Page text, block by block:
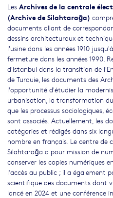
Les Archives de la centrale
(Archive de Silahtarağa)
documents allant de
dessins architecturaux et
l'usine dans les années 1910
fermeture dans les années 1990.
d'Istanbul dans la transition de
de Turquie, les documents des
l'opportunité d'étudier la
urbanisation, la transformation
que les processus sociologiques,
sont associés. Actuellement, les
catégories et rédigés dans six
nombre en français. Le centre de
Silahtarağa a pour mission de
conserver les copies numériques
l’accès au public ; il a également
scientifique des documents dont
lancé en 2024 et une conférence